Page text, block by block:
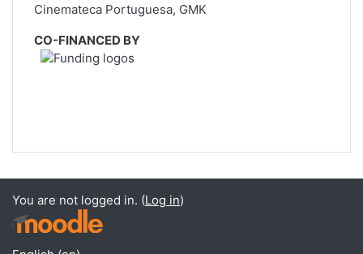
Cinemateca Portuguesa, GMK
CO-FINANCED BY
You are not logged in. (Log in)